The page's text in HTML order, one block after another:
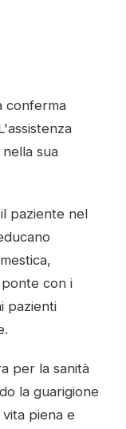
conferma
sua
paziente nel
con i
pazienti
per la sanità
la guarigione
piena e